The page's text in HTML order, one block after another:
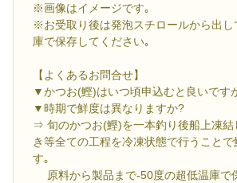
※画像はイメージです｡
※お受取り後は発泡スチロールから出し
庫で保存してください｡
【よくあるお問合せ】
▼かつお(鰹)はいつ頃申込むと良いです
▼時期で鮮度は異なりますか?
⇒ 旬のかつお(鰹)を一本釣り後船上凍結
き等全ての工程を冷凍状態で行うことで
す｡
原料から製品まで-50度の超低温庫で